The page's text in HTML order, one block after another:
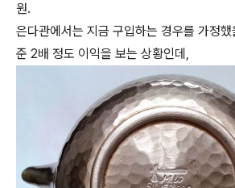
원.
은다관에서는 지금 구입하는 경우를 가정했
준 2배 정도 이익을 보는 상황인데,